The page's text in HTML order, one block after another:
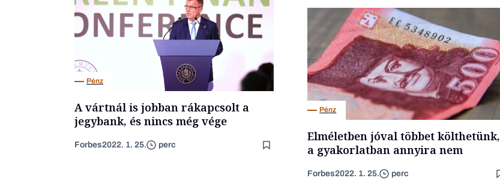
Pénz
A vártnál is jobban rákapcsolt a
jegybank, és nincs még vége
Forbes2022. 1. 25. perc
Pénz
Elméletben jóval többet költhetünk,
a gyakorlatban annyira nem
Forbes2022. 1. 25. perc